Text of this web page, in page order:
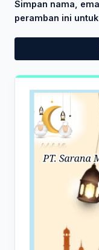
Simpan nama,
peramban ini